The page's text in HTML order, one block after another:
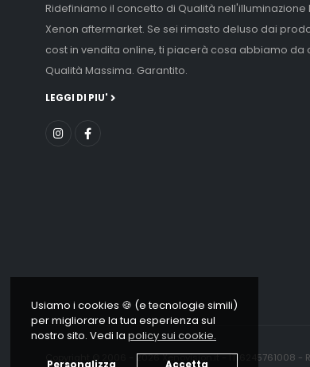
Ridefiniamo il concetto di Qualità nell'illuminazione
Xenon aftermarket. Se sei rimasto deluso dai
cost in vendita online, ti piacerà cosa abbiamo da
Qualità Massima. Garantito.
LEGGI DI PIU'
Copyright © 2006 - 2026 Xenovision.it - IT16245761008 -
Usiamo i cookies 🍪 (e tecnologie simili)
per migliorare la tua esperienza sul
nostro sito. Vedi la policy sui cookie.